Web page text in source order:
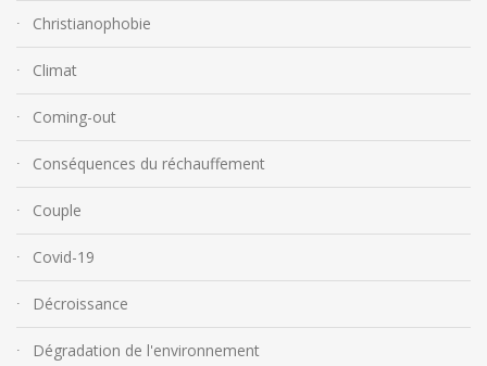
Christianophobie
Climat
Coming-out
Conséquences du réchauffement
Couple
Covid-19
Décroissance
Dégradation de l'environnement